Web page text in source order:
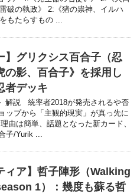
破の執政》 2:《猪の祟神、イルハ
もたらすもの ...
】グリクシス百合子（忍
の影、百合子》を採用し
者デッキ
解説 統率者2018が発売されるや否
ップから「主観的現実」が真っ先に
由は簡単、話題となった新カード、
子/Yurik ...
ィア】哲子陣形（Walking
1）：幾度も蘇る哲